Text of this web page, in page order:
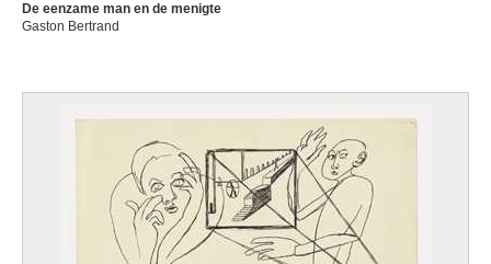
De eenzame man en de menigte
Gaston Bertrand